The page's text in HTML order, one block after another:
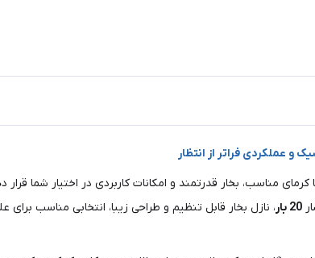
مناسب، بخار قدرتمند و امکانات کاربردی در اختیار شما
20 بار
، نازل بخار قابل تنظیم و طراحی زیبا، انتخابی مناسب